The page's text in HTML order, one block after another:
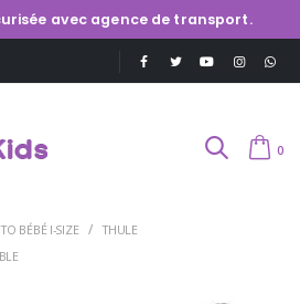
avec agence de transport.
0
BÉBÉ I-SIZE
THULE